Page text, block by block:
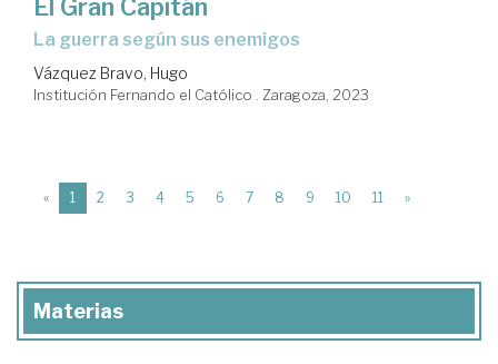
El Gran Capitán
la guerra según sus enemigos
Vázquez Bravo, Hugo
Institución Fernando el Católico . Zaragoza, 2023
« 1 (current)
2 3 4 5 6 7 8 9 10 11 »
Materias